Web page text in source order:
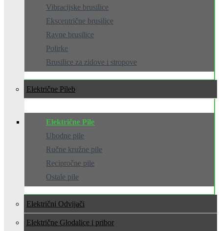
Vibracijske brusilice
Ekscentrične brusilice
Ravne brusilice
Polirke
Brusilice za zidove i stropove
Električne Pile
Električne Pile
Ubodne pile
Ručne kružne pile
Recipročne pile
Ostale pile
Električni Odvijači
Električne Glodalice i pribor